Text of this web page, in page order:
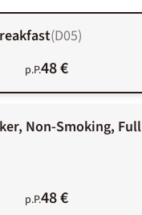
(D05)
p.P.48 €
Non-Smoking, Full
p.P.48 €